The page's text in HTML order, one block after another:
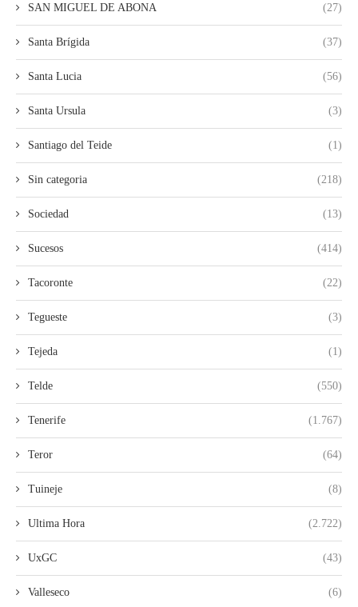
SAN MIGUEL DE ABONA (27)
Santa Brígida (37)
Santa Lucia (56)
Santa Ursula (3)
Santiago del Teide (1)
Sin categoria (218)
Sociedad (13)
Sucesos (414)
Tacoronte (22)
Tegueste (3)
Tejeda (1)
Telde (550)
Tenerife (1.767)
Teror (64)
Tuineje (8)
Ultima Hora (2.722)
UxGC (43)
Valleseco (6)